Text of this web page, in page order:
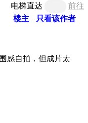
电梯直达
前往
楼主
只看该作者
感自拍，但成片太